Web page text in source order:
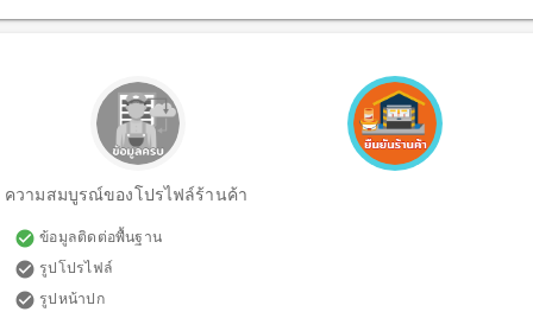
ความสมบูรณ์ของโปรไฟล์ร้านค้า
check_circle ข้อมูลติดต่อพื้นฐาน
check_circle รูปโปรไฟล์
check_circle รูปหน้าปก